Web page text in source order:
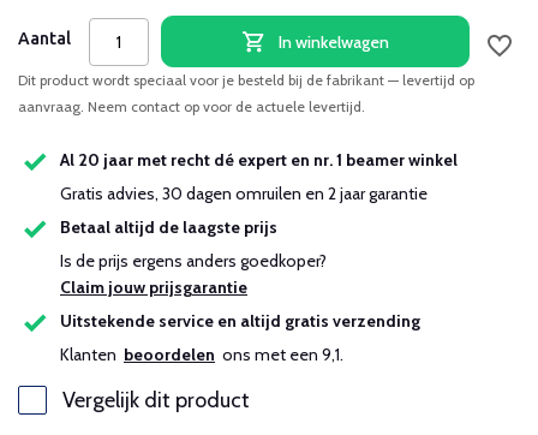
Aantal In winkelwagen
Dit product wordt speciaal voor je besteld bij de fabrikant — levertijd op
aanvraag. Neem contact op voor de actuele levertijd.
Al 20 jaar met recht dé expert en nr. 1 beamer winkel
Gratis advies, 30 dagen omruilen en 2 jaar garantie
Betaal altijd de laagste prijs
Is de prijs ergens anders goedkoper?
Claim jouw prijsgarantie
Uitstekende service en altijd gratis verzending
Klanten beoordelen ons met een 9,1.
Vergelijk dit product